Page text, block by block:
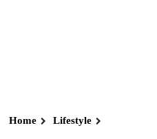
Home Lifestyle